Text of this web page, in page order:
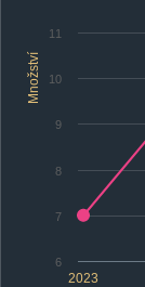
Množství
2023
6
7
8
9
10
11